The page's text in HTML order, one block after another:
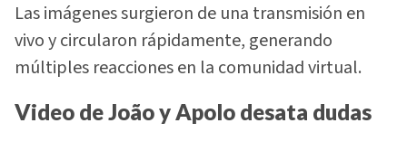
Las imágenes surgieron de una transmisión en
vivo y circularon rápidamente, generando
múltiples reacciones en la comunidad virtual.
Video de João y Apolo desata dudas